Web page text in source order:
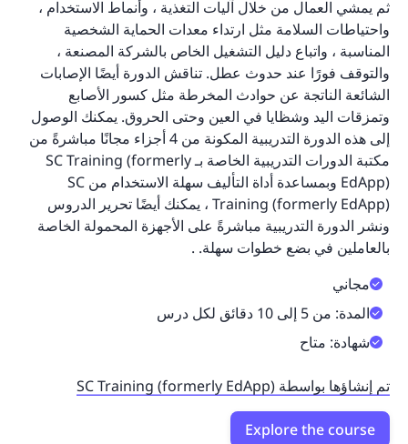
ثم يمشي العمال من خلال آليات التغذية ، وأنماط الاستخدام ،
واحتياطات السلامة مثل ارتداء معدات الحماية الشخصية
المناسبة ، واتباع دليل التشغيل الخاص بالشركة المصنعة ،
والتوقف فورًا عند حدوث عطل. تناقش الدورة أيضًا الإصابات
الشائعة الناتجة عن حوادث المخرطة مثل كسور الأصابع
وتمزقات اليد وشظايا في العين وحتى الحروق. يمكنك الوصول
إلى هذه الدورة التدريبية المكونة من 4 أجزاء مجانًا مباشرةً من
مكتبة الدورات التدريبية الخاصة بـ SC Training (formerly
EdApp) وبمساعدة أداة التأليف سهلة الاستخدام من SC
Training (formerly EdApp) ، يمكنك أيضًا تحرير الدروس
ونشر الدورة التدريبية مباشرةً على الأجهزة المحمولة الخاصة
بالعاملين في بضع خطوات سهلة. .
مجاني
المدة: من 5 إلى 10 دقائق لكل درس
شهادة: متاح
تم إنشاؤها بواسطة SC Training (formerly EdApp)
Explore the course